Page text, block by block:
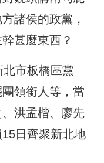
諸侯的政黨，
甚麼東西？
市板橋區黨
領銜人等，當
洪孟楷、廖先
日齊聚新北地